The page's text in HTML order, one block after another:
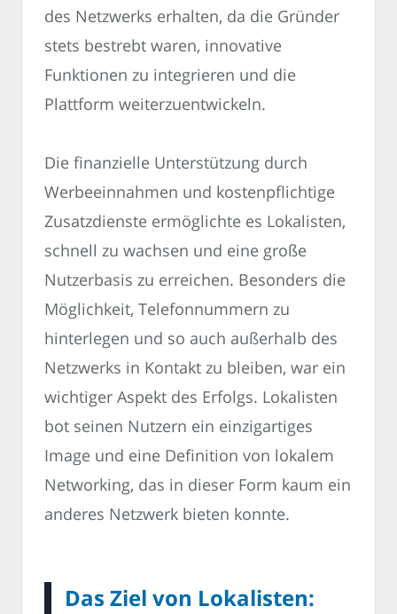
des Netzwerks erhalten, da die Gründer
stets bestrebt waren, innovative
Funktionen zu integrieren und die
Plattform weiterzuentwickeln.
Die finanzielle Unterstützung durch
Werbeeinnahmen und kostenpflichtige
Zusatzdienste ermöglichte es Lokalisten,
schnell zu wachsen und eine große
Nutzerbasis zu erreichen. Besonders die
Möglichkeit, Telefonnummern zu
hinterlegen und so auch außerhalb des
Netzwerks in Kontakt zu bleiben, war ein
wichtiger Aspekt des Erfolgs. Lokalisten
bot seinen Nutzern ein einzigartiges
Image und eine Definition von lokalem
Networking, das in dieser Form kaum ein
anderes Netzwerk bieten konnte.
Das Ziel von Lokalisten: